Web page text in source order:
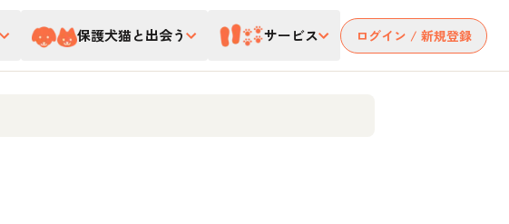
保護犬猫と出会う サービス ログイン / 新規登録